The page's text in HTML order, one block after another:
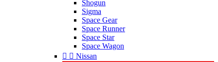
Shogun
Sigma
Space Gear
Space Runner
Space Star
Space Wagon
  Nissan